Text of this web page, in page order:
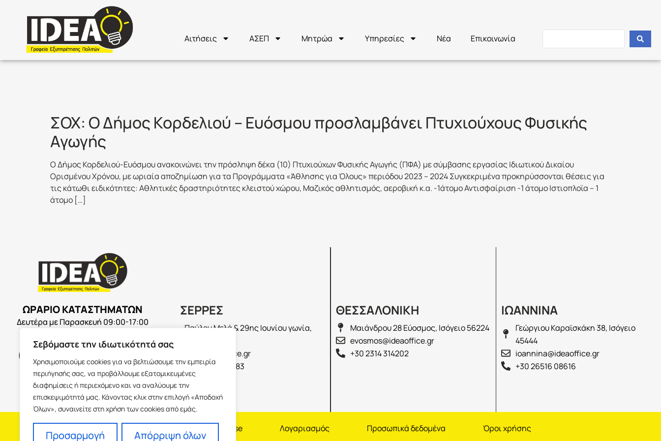
Σεβόμαστε την ιδιωτικότητά σας
Χρησιμοποιούμε cookies για να βελτιώσουμε την εμπειρία
περιήγησής σας, να προβάλλουμε εξατομικευμένες
διαφημίσεις ή περιεχόμενο και να αναλύουμε την
επισκεψιμότητά μας. Κάνοντας κλικ στην επιλογή «Αποδοχή
Όλων», συναινείτε στη χρήση των cookies από εμάς.
Προσαρμογή Απόρριψη όλων
Αιτήσεις ΑΣΕΠ Μητρώα Υπηρεσίες Νέα Επικοινωνία
ΣΟΧ: Ο Δήμος Κορδελιού – Ευόσμου προσλαμβάνει Πτυχιούχους Φυσικής
Αγωγής
Ο Δήμος Κορδελιού-Ευόσμου ανακοινώνει την πρόσληψη δέκα (10) Πτυχιούχων Φυσικής Αγωγής (ΠΦΑ) με σύμβασης εργασίας Ιδιωτικού Δικαίου
Ορισμένου Χρόνου, με ωριαία αποζημίωση για τα Προγράμματα «Άθλησης για Όλους» περιόδου 2023 – 2024 Συγκεκριμένα προκηρύσσονται θέσεις για
τις κάτωθι ειδικότητες: Αθλητικές δραστηριότητες κλειστού χώρου, Μαζικός αθλητισμός, αεροβική κ.α. -1άτομο Αντισφαίριση -1 άτομο Ιστιοπλοϊα – 1
άτομο […]
ΩΡΑΡΙΟ ΚΑΤΑΣΤΗΜΑΤΩΝ
Δευτέρα με Παρασκευή 09:00-17:00
ΣΕΡΡΕΣ
Παύλου Μελά & 29ης Ιουνίου γωνία,
info@ideaoffice.gr
+30 23213 02583
ΘΕΣΣΑΛΟΝΙΚΗ
Μαιάνδρου 28 Εύοσμος, Ισόγειο 56224
evosmos@ideaoffice.gr
+30 2314 314202
ΙΩΑΝΝΙΝΑ
Γεώργιου Καραϊσκάκη 38, Ισόγειο
45444
ioannina@ideaoffice.gr
+30 26516 08616
Franchise Λογαριασμός Προσωπικά δεδομένα Όροι χρήσης